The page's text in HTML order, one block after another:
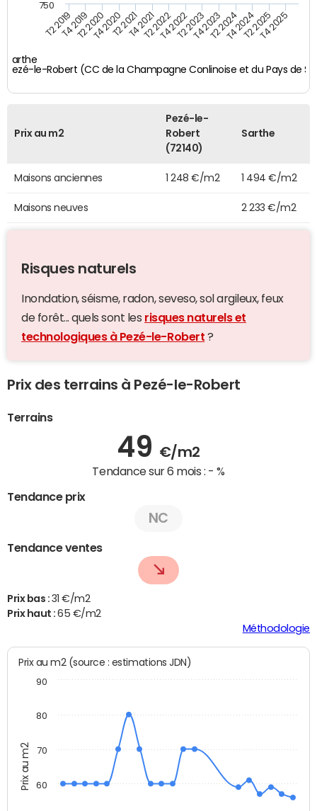
Sarthe
Pezé-le-Robert (CC de la Champagne Conlinoise et du Pays de
T2 2019T4 2019T2 2020T4 2020T2 2021T4 2021T2 2022T4 2022T2 2023T4 2023T2 2024T4 2024T2 2025T4 2025
750
Prix au m2
Pezé-le-
Robert
(72140)
Sarthe
Maisons anciennes 1 248 €/m2 1 494 €/m2
Maisons neuves 2 233 €/m2
Risques naturels
Inondation, séisme, radon, seveso, sol argileux, feux
de forêt... quels sont les risques naturels et
technologiques à Pezé-le-Robert ?
Prix des terrains à Pezé-le-Robert
Terrains
49 €/m2
Tendance sur 6 mois : - %
Tendance prix
NC
Tendance ventes
Prix bas : 31 €/m2
Prix haut :65 €/m2
Méthodologie
Prix au m2
Prix au m2 (source : estimations JDN)
60
70
80
90